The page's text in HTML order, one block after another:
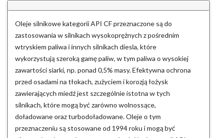
Oleje silnikowe kategorii API CF przeznaczone są do
zastosowania w silnikach wysokoprężnych z pośrednim
wtryskiem paliwa i innych silnikach diesla, które
wykorzystują szeroką gamę paliw, w tym paliwa o wysokiej
zawartości siarki, np. ponad 0,5% masy. Efektywna ochrona
przed osadami na tłokach, zużyciem i korozją łożysk
zawierających miedź jest szczególnie istotna w tych
silnikach, które mogą być zarówno wolnossące,
doładowane oraz turbodoładowane. Oleje o tym
przeznaczeniu są stosowane od 1994 roku i mogą być